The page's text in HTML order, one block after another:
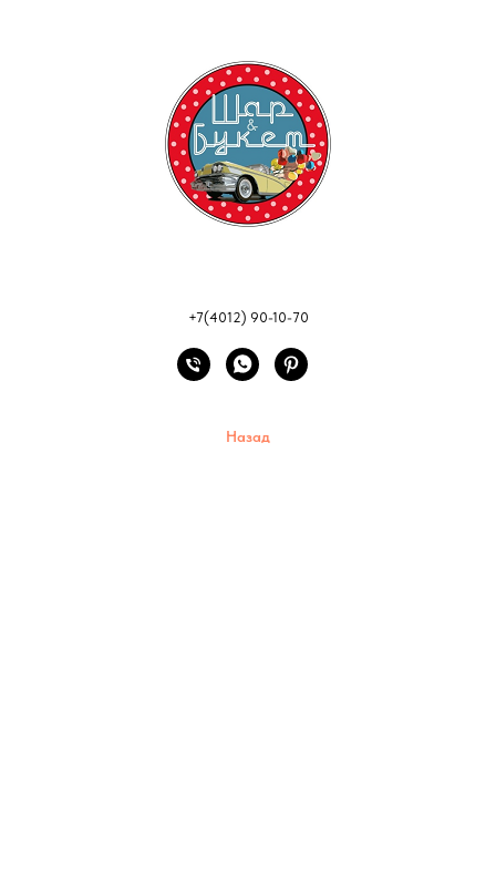
+7(4012) 90-10-70
Назад